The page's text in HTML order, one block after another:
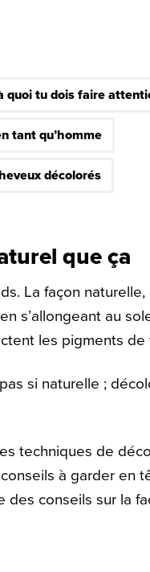
quoi tu dois faire
tant qu’homme
décolorés
que ça
La façon
s’allongeant au
les pigments de
si naturelle ;
techniques de
à garder en
conseils sur la